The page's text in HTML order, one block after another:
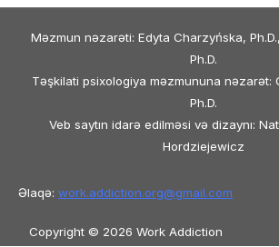
Məzmun nəzarəti: Edyta Charzyńska,
Ph.D.
Təşkilati psixologiya məzmununa nəzarət:
Ph.D.
Veb saytın idarə edilməsi və dizaynı:
Hordziejewicz
Əlaqə: work.addiction.org@gmail.com
Copyright © 2026 Work Addiction